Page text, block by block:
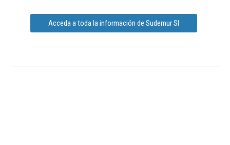
Acceda a toda la información de Sudemur Sl